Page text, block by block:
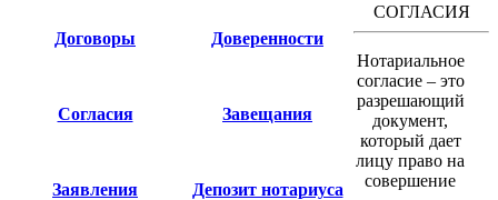
Договоры Доверенности
Согласия Завещания
Заявления Депозит нотариуса
СОГЛАСИЯ
Нотариальное
согласие – это
разрешающий
документ,
который дает
лицу право на
совершение